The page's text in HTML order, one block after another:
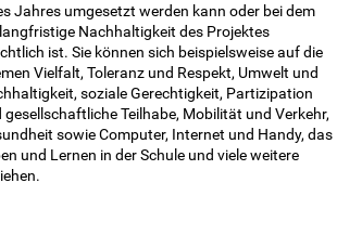
Jahres umgesetzt werden kann oder bei dem
Nachhaltigkeit des Projektes
ist. Sie können sich beispielsweise auf die
Vielfalt, Toleranz und Respekt, Umwelt und
soziale Gerechtigkeit, Partizipation
gesellschaftliche Teilhabe, Mobilität und Verkehr,
sowie Computer, Internet und Handy, das
und Lernen in der Schule und viele weitere